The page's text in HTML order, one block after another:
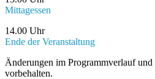
Mittagessen
14.00 Uhr
Ende der Veranstaltung
Änderungen im Programmverlauf
vorbehalten.